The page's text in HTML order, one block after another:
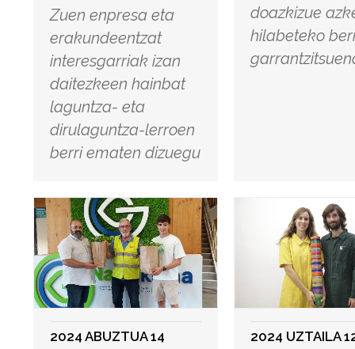
Zuen enpresa eta
erakundeentzat
interesgarriak izan
daitezkeen hainbat
laguntza- eta
dirulaguntza-lerroen
berri ematen dizuegu
doazkizue
hilabeteko
2024 ABUZTUA 14 2024 UZTAILA